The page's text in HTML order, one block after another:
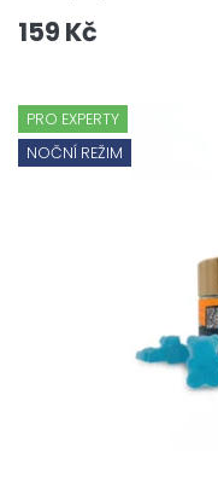
159 Kč
PRO EXPERTY
NOČNÍ REŽIM